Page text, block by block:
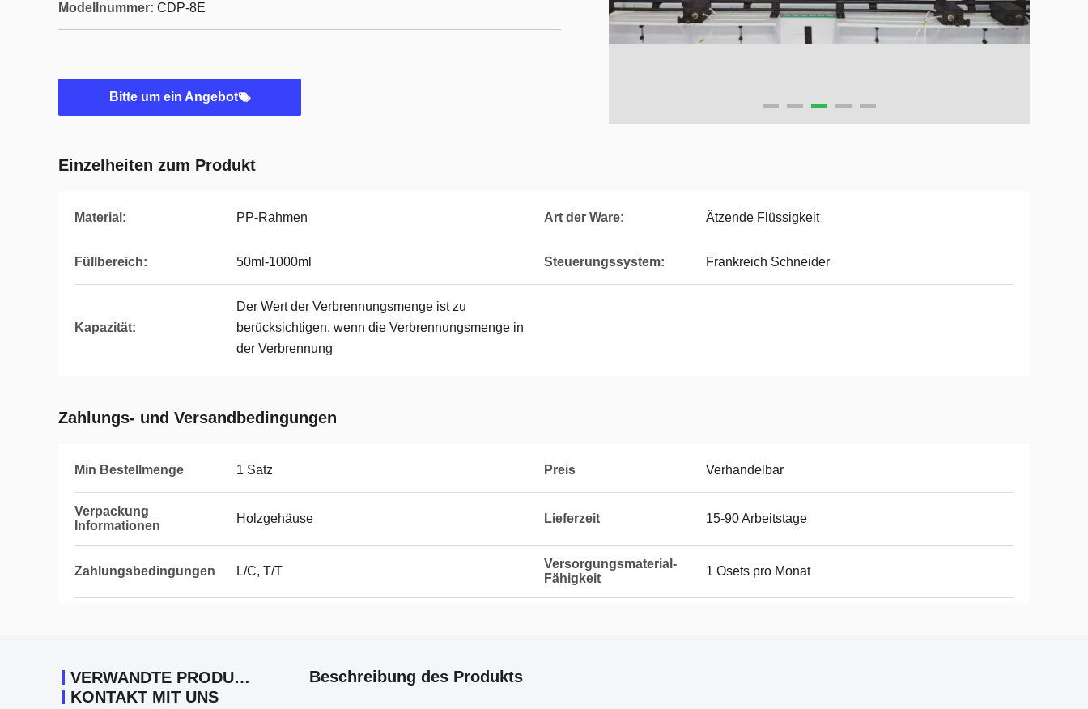
Modellnummer: CDP-8E
Bitte um ein Angebot
Einzelheiten zum Produkt
Material: PP-Rahmen Art der Ware: Ätzende Flüssigkeit
Füllbereich: 50ml-1000ml Steuerungssystem: Frankreich Schneider
Kapazität:
Der Wert der Verbrennungsmenge ist zu
berücksichtigen, wenn die Verbrennungsmenge in
der Verbrennung
Zahlungs- und Versandbedingungen
Min Bestellmenge 1 Satz Preis Verhandelbar
Verpackung
Informationen
Holzgehäuse Lieferzeit 15-90 Arbeitstage
Zahlungsbedingungen L/C, T/T
Versorgungsmaterial-
Fähigkeit
1 Osets pro Monat
VERWANDTE PRODUKTE
KONTAKT MIT UNS
Beschreibung des Produkts